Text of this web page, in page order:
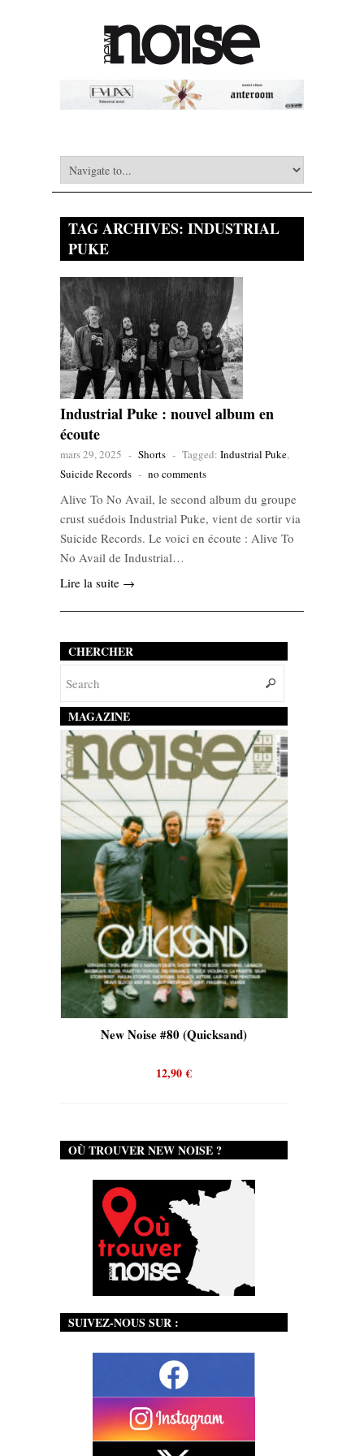
TAG ARCHIVES: INDUSTRIAL
PUKE
Industrial Puke : nouvel album en
écoute
mars 29, 2025 - Shorts - Tagged: Industrial Puke,
Suicide Records - no comments
Alive To No Avail, le second album du groupe
crust suédois Industrial Puke, vient de sortir via
Suicide Records. Le voici en écoute : Alive To
No Avail de Industrial…
Lire la suite →
CHERCHER
MAGAZINE
New Noise #80 (Quicksand)
12,90€
OÙ TROUVER NEW NOISE ?
SUIVEZ-NOUS SUR :